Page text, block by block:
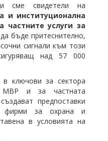
сме свидетели на
и институционална
частните услуги за
бъде притеснително,
сигнали към този
над 57 000
ключови за сектора
и за частната
предпоставки
фирми за охрана и
в условията на